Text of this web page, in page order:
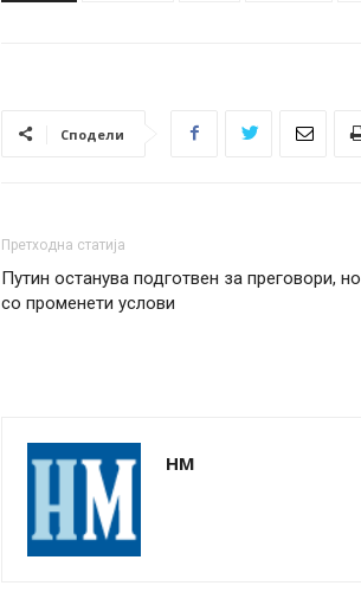
Сподели
Претходна статија
Путин останува подготвен за преговори, но
со променети услови
НМ